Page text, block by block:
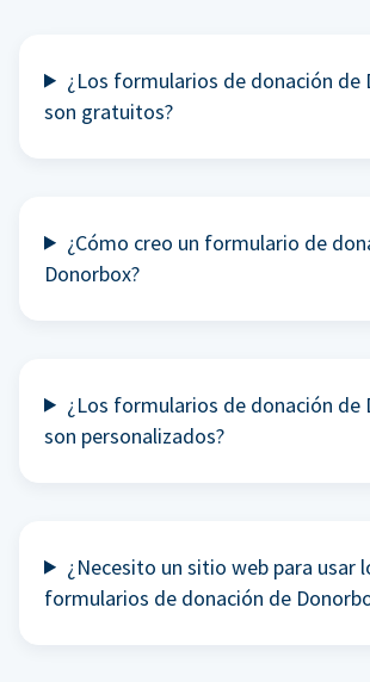
¿Los formularios de donación de
son gratuitos?
¿Cómo creo un formulario de
Donorbox?
¿Los formularios de donación de
son personalizados?
¿Necesito un sitio web para usar
formularios de donación de